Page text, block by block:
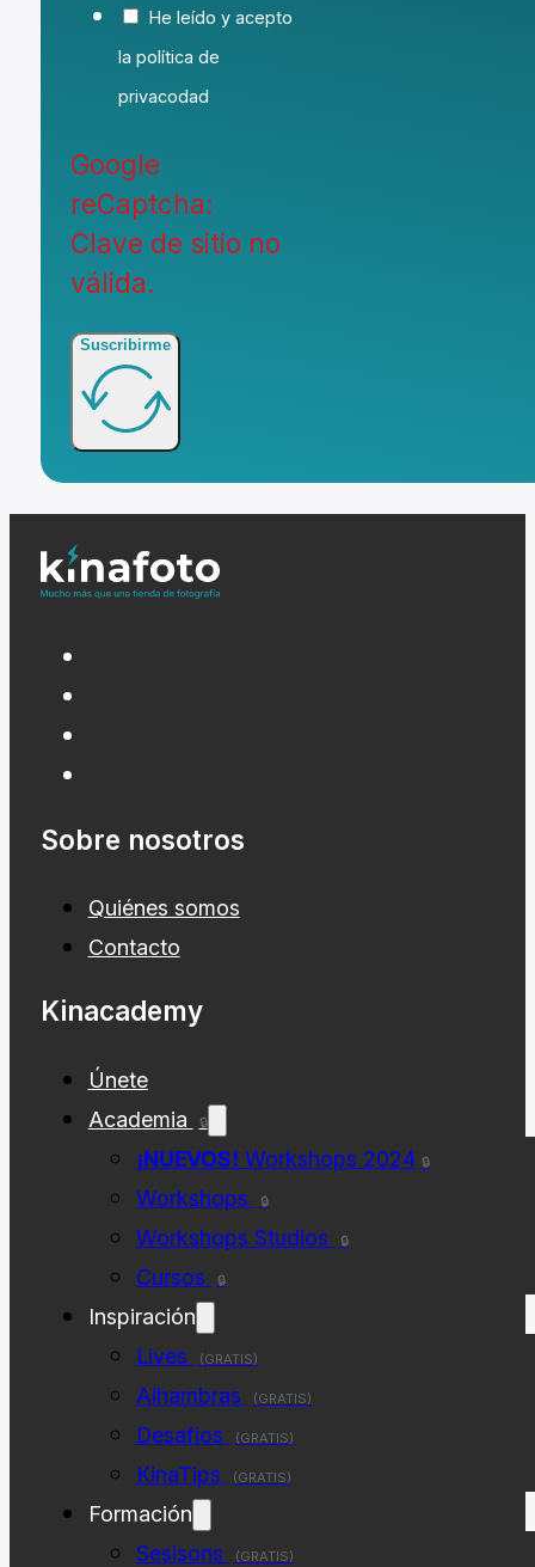
He leído y acepto
la política de
privacodad
Google
reCaptcha:
Clave de sitio no
válida.
Suscribirme
Sobre nosotros
Quiénes somos
Contacto
Kinacademy
Únete
Academia
🔒
¡NUEVOS! Workshops 2024 🔒
Workshops 🔒
Workshops Studios 🔒
Cursos 🔒
Inspiración
Lives
(GRATIS)
Alhambras (GRATIS)
Desafios (GRATIS)
KinaTips (GRATIS)
Formación
Sesisons
(GRATIS)